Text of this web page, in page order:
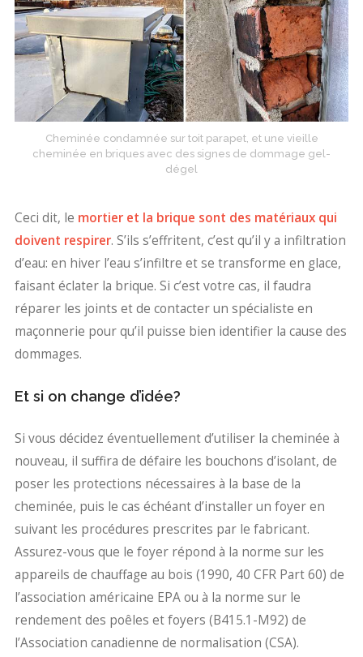
Cheminée condamnée sur toit parapet, et une vieille
cheminée en briques avec des signes de dommage gel-
dégel
Ceci dit, le mortier et la brique sont des matériaux qui
doivent respirer. S’ils s’effritent, c’est qu’il y a infiltration
d’eau: en hiver l’eau s’infiltre et se transforme en glace,
faisant éclater la brique. Si c’est votre cas, il faudra
réparer les joints et de contacter un spécialiste en
maçonnerie pour qu’il puisse bien identifier la cause des
dommages.
Et si on change d’idée?
Si vous décidez éventuellement d’utiliser la cheminée à
nouveau, il suffira de défaire les bouchons d’isolant, de
poser les protections nécessaires à la base de la
cheminée, puis le cas échéant d’installer un foyer en
suivant les procédures prescrites par le fabricant.
Assurez-vous que le foyer répond à la norme sur les
appareils de chauffage au bois (1990, 40 CFR Part 60) de
l’association américaine EPA ou à la norme sur le
rendement des poêles et foyers (B415.1-M92) de
l’Association canadienne de normalisation (CSA).